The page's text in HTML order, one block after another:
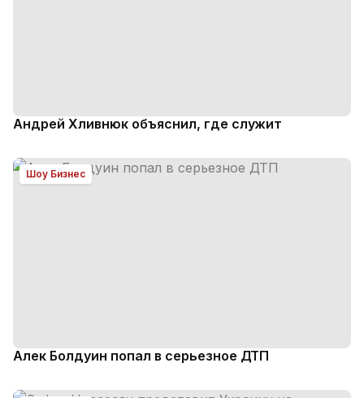
Андрей Хливнюк объяснил, где служит
Шоу Бизнес
Алек Болдуин попал в серьезное ДТП